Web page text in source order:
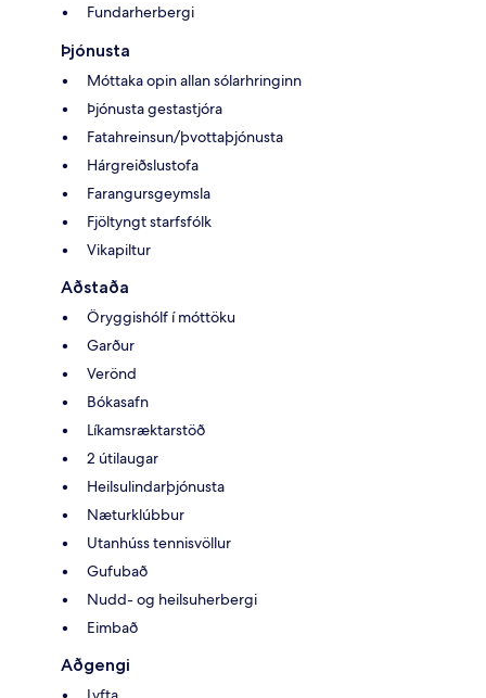
Fundarherbergi
Þjónusta
Móttaka opin allan sólarhringinn
Þjónusta gestastjóra
Fatahreinsun/þvottaþjónusta
Hárgreiðslustofa
Farangursgeymsla
Fjöltyngt starfsfólk
Vikapiltur
Aðstaða
Öryggishólf í móttöku
Garður
Verönd
Bókasafn
Líkamsræktarstöð
2 útilaugar
Heilsulindarþjónusta
Næturklúbbur
Utanhúss tennisvöllur
Gufubað
Nudd- og heilsuherbergi
Eimbað
Aðgengi